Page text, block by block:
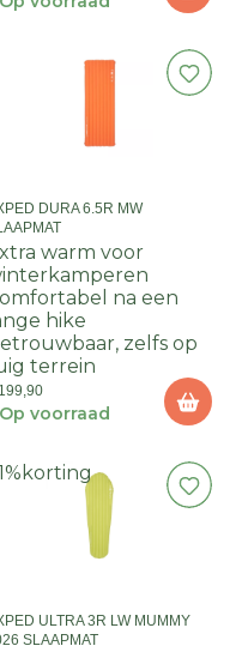
DURA 6.5R MW
warm voor
na een
hike
zelfs op
terrein
Op voorraad
korting
ULTRA 3R LW MUMMY
SLAAPMAT